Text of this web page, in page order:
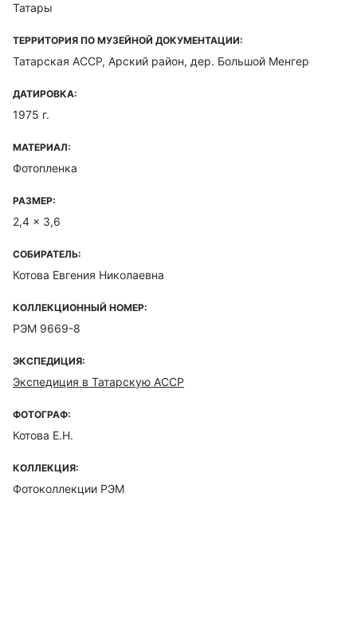
Татары
ТЕРРИТОРИЯ ПО МУЗЕЙНОЙ ДОКУМЕНТАЦИИ:
Татарская ACCP, Арский район, дер. Большой Менгер
ДАТИРОВКА:
1975 г.
МАТЕРИАЛ:
Фотопленка
РАЗМЕР:
2,4 x 3,6
СОБИРАТЕЛЬ:
Котова Евгения Николаевна
КОЛЛЕКЦИОННЫЙ НОМЕР:
РЭМ 9669-8
ЭКСПЕДИЦИЯ:
Экспедиция в Татарскую АССР
ФОТОГРАФ:
Котова Е.Н.
КОЛЛЕКЦИЯ:
Фотоколлекции РЭМ